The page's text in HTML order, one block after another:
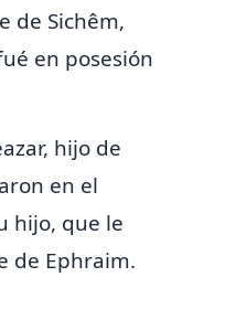
de Sichêm,
en posesión
hijo de
en el
hijo, que le
de Ephraim.